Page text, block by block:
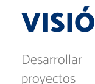
VISIÓ
Desarrollar
proyectos